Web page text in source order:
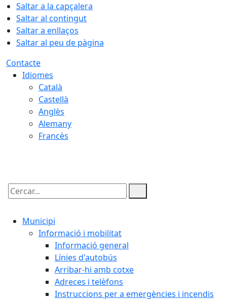
Saltar a la capçalera
Saltar al contingut
Saltar a enllaços
Saltar al peu de pàgina
Contacte
Idiomes
Català
Castellà
Anglès
Alemany
Francès
Cercar:
Municipi
Informació i mobilitat
Informació general
Línies d'autobús
Arribar-hi amb cotxe
Adreces i telèfons
Instruccions per a emergències i incendis